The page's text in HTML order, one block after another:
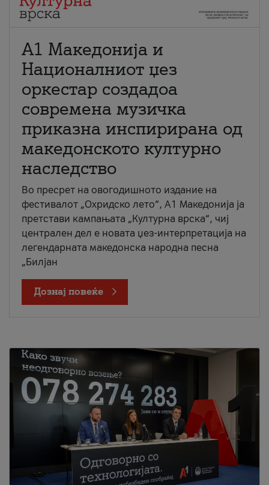
А1 Македонија и
Националниот џез
оркестар создадоа
современа музичка
приказна инспирирана од
македонското културно
наследство
Во пресрет на овогодишното издание на
фестивалот „Охридско лето“, А1 Македонија ја
претстави кампањата „Културна врска“, чиј
централен дел е новата џез-интерпретација на
легендарната македонска народна песна
„Билјан
Дознај повеќе